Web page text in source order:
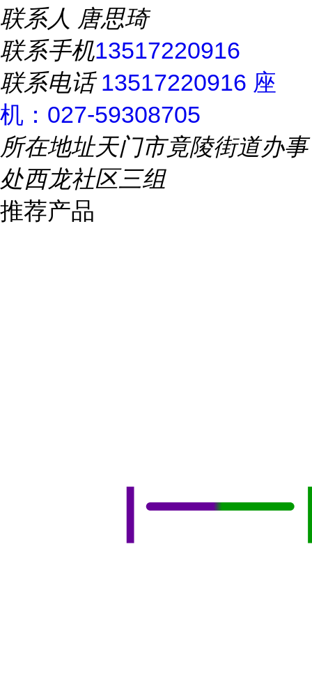
联系人 唐思琦
联系手机13517220916
联系电话13517220916 座
机：027-59308705
所在地址天门市竟陵街道办事
处西龙社区三组
推荐产品